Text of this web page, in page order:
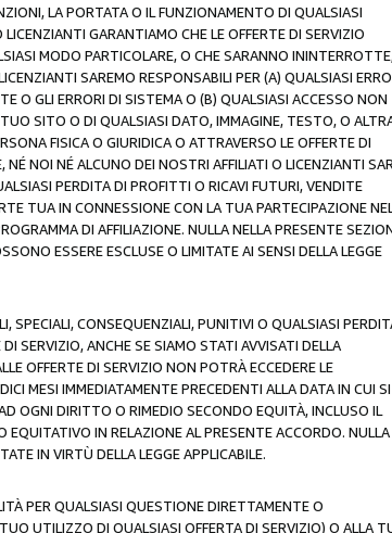
LA PORTATA O IL FUNZIONAMENTO DI QUALSIASI
GARANTIAMO CHE LE OFFERTE DI SERVIZIO
MODO PARTICOLARE, O CHE SARANNO
SAREMO RESPONSABILI PER (A) QUALSIASI
O GLI ERRORI DI SISTEMA O (B) QUALSIASI ACCESSO NON
SITO O DI QUALSIASI DATO, IMMAGINE, TESTO, O
FISICA O GIURIDICA O ATTRAVERSO LE OFFERTE DI
NOI NÉ ALCUNO DEI NOSTRI AFFILIATI O LICENZIANTI
PERDITA DI PROFITTI O RICAVI FUTURI, VENDITE
TUA IN CONNESSIONE CON LA TUA PARTECIPAZIONE
DI AFFILIAZIONE. NULLA NELLA PRESENTE
ESSERE ESCLUSE O LIMITATE AI SENSI DELLA LEGGE
SPECIALI, CONSEQUENZIALI, PUNITIVI O QUALSIASI
SERVIZIO, ANCHE SE SIAMO STATI AVVISATI DELLA
OFFERTE DI SERVIZIO NON POTRÀ ECCEDERE LE
MESI IMMEDIATAMENTE PRECEDENTI ALLA DATA IN CUI
OGNI DIRITTO O RIMEDIO SECONDO EQUITÀ, INCLUSO IL
IN RELAZIONE AL PRESENTE ACCORDO. NULLA
IN VIRTÙ DELLA LEGGE APPLICABILE.
PER QUALSIASI QUESTIONE DIRETTAMENTE O
UTILIZZO DI QUALSIASI OFFERTA DI SERVIZIO) O ALLA